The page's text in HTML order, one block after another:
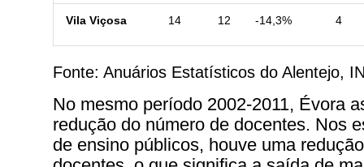
Vila Viçosa 14 12 -14,3% 4
Fonte: Anuários Estatísticos do Alentejo,
No mesmo período 2002-2011, Évora
redução do número de docentes. Nos
de ensino públicos, houve uma